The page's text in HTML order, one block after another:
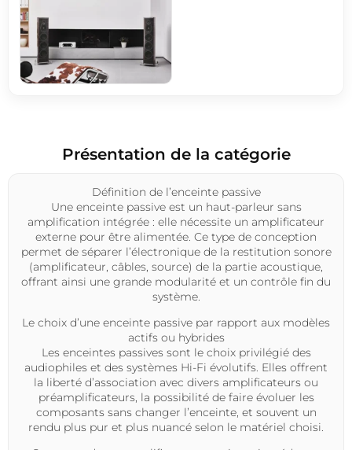
Présentation de la catégorie
Définition de l’enceinte passive
Une enceinte passiveest un haut-parleur sans
amplification intégrée : elle nécessite un amplificateur
externe pour être alimentée. Ce type de conception
permet de séparer l’électronique de la restitution sonore
(amplificateur, câbles, source) de la partie acoustique,
offrant ainsi une grande modularité et un contrôle fin du
système.
Le choix d’une enceinte passive par rapport aux modèles
actifs ou hybrides
Les enceintes passivessont le choix privilégié des
audiophiles et des systèmes Hi-Fi évolutifs. Elles offrent
la liberté d’association avec divers amplificateurs ou
préamplificateurs, la possibilité de faire évoluer les
composants sans changer l’enceinte, et souvent un
rendu plus pur et plus nuancé selon le matériel choisi.